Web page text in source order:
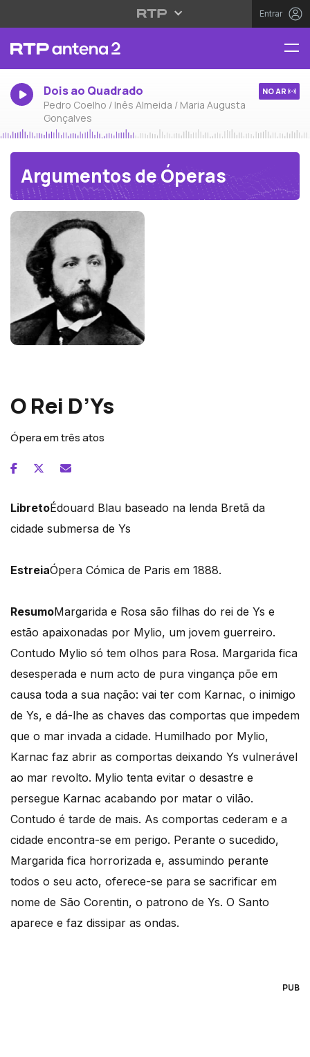
Entrar
Dois ao Quadrado
Pedro Coelho / Inês Almeida / Maria Augusta
Gonçalves
NO AR
Argumentos de Óperas
O Rei D’Ys
Ópera em três atos
LibretoÉdouard Blau baseado na lenda Bretã da
cidade submersa de Ys
EstreiaÓpera Cómica de Paris em 1888.
ResumoMargarida e Rosa são filhas do rei de Ys e
estão apaixonadas por Mylio, um jovem guerreiro.
Contudo Mylio só tem olhos para Rosa. Margarida fica
desesperada e num acto de pura vingança põe em
causa toda a sua nação: vai ter com Karnac, o inimigo
de Ys, e dá-lhe as chaves das comportas que impedem
que o mar invada a cidade. Humilhado por Mylio,
Karnac faz abrir as comportas deixando Ys vulnerável
ao mar revolto. Mylio tenta evitar o desastre e
persegue Karnac acabando por matar o vilão.
Contudo é tarde de mais. As comportas cederam e a
cidade encontra-se em perigo. Perante o sucedido,
Margarida fica horrorizada e, assumindo perante
todos o seu acto, oferece-se para se sacrificar em
nome de São Corentin, o patrono de Ys. O Santo
aparece e faz dissipar as ondas.
PUB